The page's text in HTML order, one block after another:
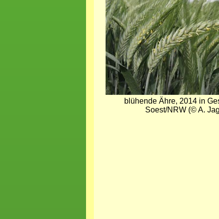
blühende Ähre, 2014 in
Soest/NRW (© A.